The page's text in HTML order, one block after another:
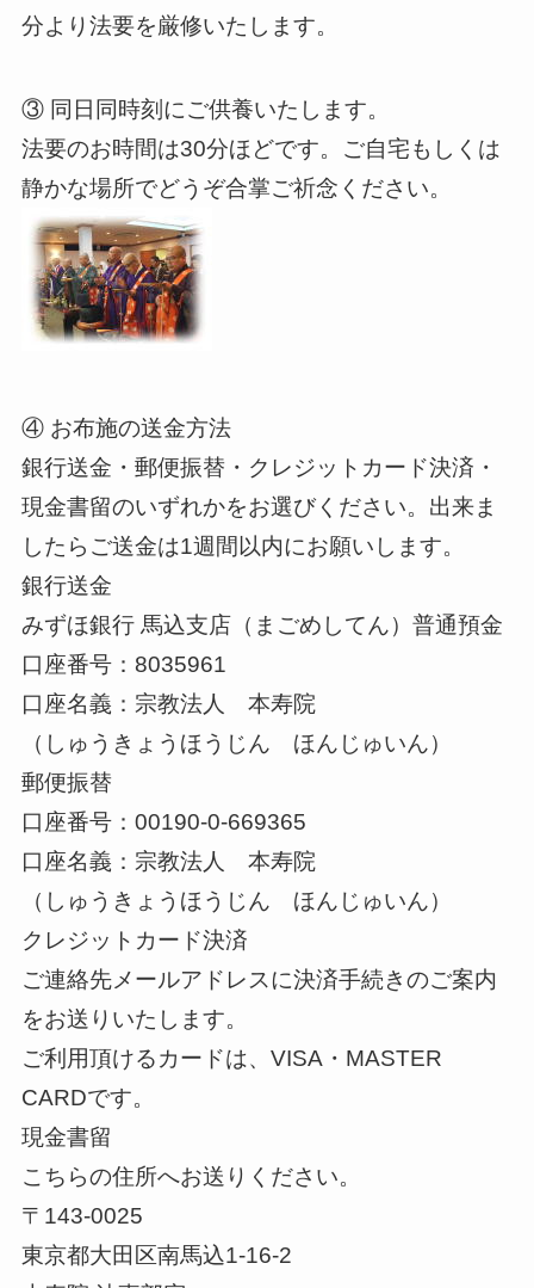
分より法要を厳修いたします。
③ 同日同時刻にご供養いたします。
法要のお時間は30分ほどです。ご自宅もしくは
静かな場所でどうぞ合掌ご祈念ください。
④ お布施の送金方法
銀行送金・郵便振替・クレジットカード決済・
現金書留のいずれかをお選びください。出来ま
したらご送金は1週間以内にお願いします。
銀行送金
みずほ銀行 馬込支店（まごめしてん）普通預金
口座番号：8035961
口座名義：宗教法人 本寿院
（しゅうきょうほうじん ほんじゅいん）
郵便振替
口座番号：00190-0-669365
口座名義：宗教法人 本寿院
（しゅうきょうほうじん ほんじゅいん）
クレジットカード決済
ご連絡先メールアドレスに決済手続きのご案内
をお送りいたします。
ご利用頂けるカードは、VISA・MASTER
CARDです。
現金書留
こちらの住所へお送りください。
〒143-0025
東京都大田区南馬込1-16-2